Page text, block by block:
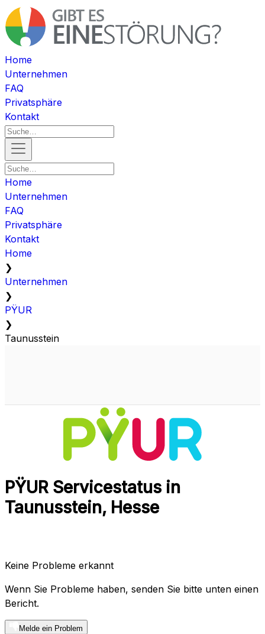
Home
Unternehmen
FAQ
Privatsphäre
Kontakt
Home
Unternehmen
FAQ
Privatsphäre
Kontakt
Home
❯
Unternehmen
❯
PŸUR
❯
Taunusstein
PŸUR Servicestatus in
Taunusstein, Hesse
Keine Probleme erkannt
Wenn Sie Probleme haben, senden Sie bitte unten einen
Bericht.
Melde ein Problem